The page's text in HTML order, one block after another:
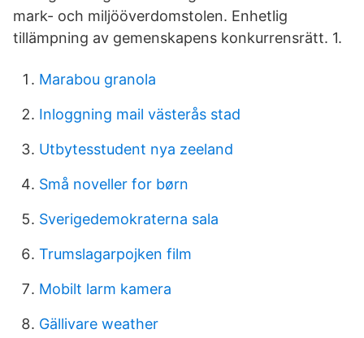
mark- och miljööverdomstolen. Enhetlig
tillämpning av gemenskapens konkurrensrätt. 1.
Marabou granola
Inloggning mail västerås stad
Utbytesstudent nya zeeland
Små noveller for børn
Sverigedemokraterna sala
Trumslagarpojken film
Mobilt larm kamera
Gällivare weather